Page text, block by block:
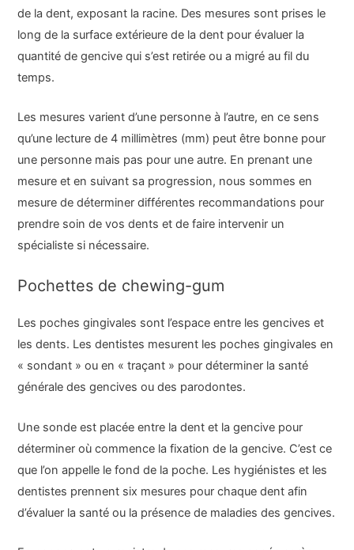
de la dent, exposant la racine. Des mesures sont prises le
long de la surface extérieure de la dent pour évaluer la
quantité de gencive qui s’est retirée ou a migré au fil du
temps.
Les mesures varient d’une personne à l’autre, en ce sens
qu’une lecture de 4 millimètres (mm) peut être bonne pour
une personne mais pas pour une autre. En prenant une
mesure et en suivant sa progression, nous sommes en
mesure de déterminer différentes recommandations pour
prendre soin de vos dents et de faire intervenir un
spécialiste si nécessaire.
Pochettes de chewing-gum
Les poches gingivales sont l’espace entre les gencives et
les dents. Les dentistes mesurent les poches gingivales en
« sondant » ou en « traçant » pour déterminer la santé
générale des gencives ou des parodontes.
Une sonde est placée entre la dent et la gencive pour
déterminer où commence la fixation de la gencive. C’est ce
que l’on appelle le fond de la poche. Les hygiénistes et les
dentistes prennent six mesures pour chaque dent afin
d’évaluer la santé ou la présence de maladies des gencives.